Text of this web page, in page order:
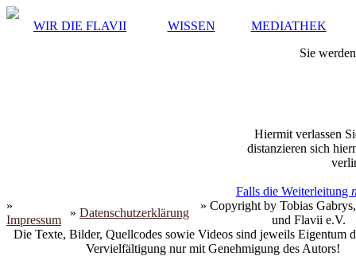
WIR DIE FLAVII WISSEN
MEDIATHEK
Sie
Hiermit verlassen
distanzieren sich
Falls die Weiterleitung
»
Impressum
» Datenschutzerklärung
» Copyright by Tobias
und Flavii e.V.
Die Texte, Bilder, Quellcodes sowie Videos sind jeweils Eigentum
Vervielfältigung nur mit Genehmigung des Autors!